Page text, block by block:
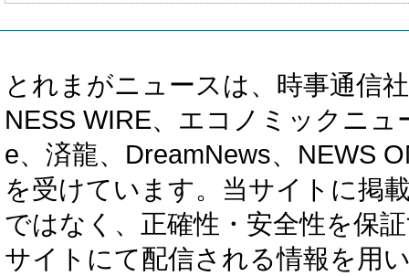
とれまがニュースは、時事通信
NESS WIRE、エコノミックニ
e、済龍、DreamNews、NEWS
を受けています。当サイトに掲
ではなく、正確性・安全性を保
サイトにて配信される情報を用